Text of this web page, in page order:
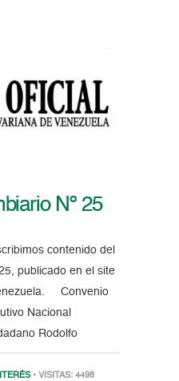
Nº 25
contenido del
publicado en el site
Convenio
Nacional
Rodolfo
• VISITAS: 4498